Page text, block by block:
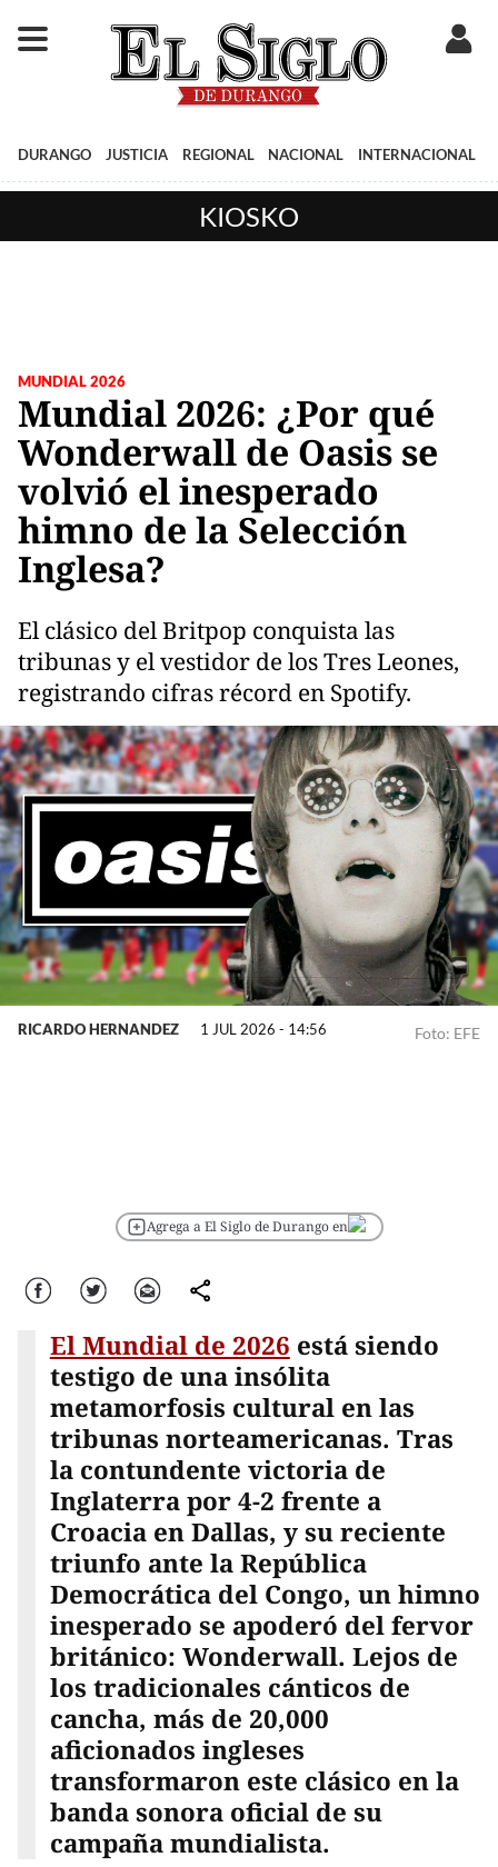
DURANGO JUSTICIA REGIONAL NACIONAL INTERNACIONAL
KIOSKO
MUNDIAL 2026
Mundial 2026: ¿Por qué
Wonderwall de Oasis se
volvió el inesperado
himno de la Selección
Inglesa?
El clásico del Britpop conquista las
tribunas y el vestidor de los Tres Leones,
registrando cifras récord en Spotify.
Foto: EFE
RICARDO HERNANDEZ 1 JUL 2026 - 14:56
Agrega a El Siglo de Durango en
Facebook Twitter Correo comparte
El Mundial de 2026 está siendo
testigo de una insólita
metamorfosis cultural en las
tribunas norteamericanas. Tras
la contundente victoria de
Inglaterra por 4-2 frente a
Croacia en Dallas, y su reciente
triunfo ante la República
Democrática del Congo, un himno
inesperado se apoderó del fervor
británico: Wonderwall. Lejos de
los tradicionales cánticos de
cancha, más de 20,000
aficionados ingleses
transformaron este clásico en la
banda sonora oficial de su
campaña mundialista.